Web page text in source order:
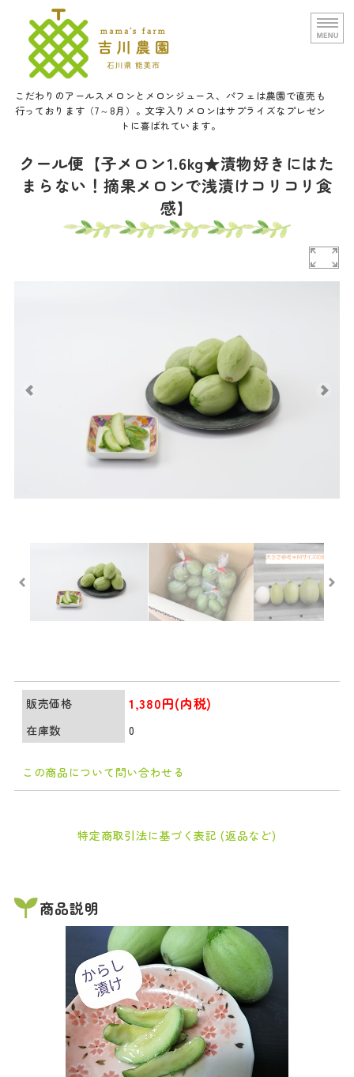
文字入りメロンと甘い野菜の
こだわりのアールスメロンとメロンジュース、パフェは農園で直売も
行っております（7～8月）。文字入りメロンはサプライズなプレゼン
トに喜ばれています。
ホーム
農園概要
クール便【子メロン1.6kg★漬物好きにはた
まらない！摘果メロンで浅漬けコリコリ食
感】
販売価格 1,380円(内税)
在庫数 0
この商品について問い合わせる
特定商取引法に基づく表記 (返品など)
商品説明